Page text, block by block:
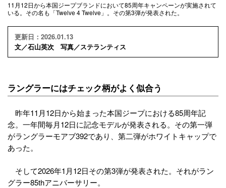
11月12日から本国ジープブランドにおいて85周年キャンペーンが実施されて
いる。その名も「Twelve 4 Twelve」。その第3弾が発表された。
更新日：2026.01.13
文／石山英次 写真／ステランティス
ラングラーにはチェック柄がよく似合う
昨年11月12日から始まった本国ジープにおける85周年記
念。一年間毎月12日に記念モデルが発表される。その第一弾
がラングラーモアブ392であり、第二弾がホワイトキャップで
あった。
そして2026年1月12日その第3弾が発表された。それがラン
グラー85thアニバーサリー。